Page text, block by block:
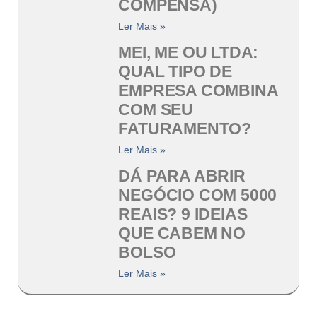
COMPENSA)
Ler Mais »
MEI, ME OU LTDA:
QUAL TIPO DE
EMPRESA COMBINA
COM SEU
FATURAMENTO?
Ler Mais »
DÁ PARA ABRIR
NEGÓCIO COM 5000
REAIS? 9 IDEIAS
QUE CABEM NO
BOLSO
Ler Mais »